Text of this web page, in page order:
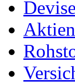
Aktien